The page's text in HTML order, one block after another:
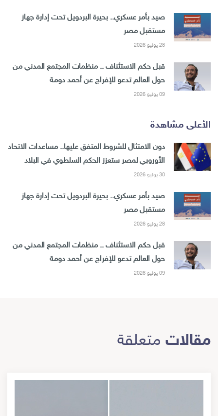
صيد بأمر عسكري.. بحيرة البردويل تحت إدارة جهاز
مستقبل مصر
28 يوليو 2026
قبل حكم الاستئناف .. منظمات المجتمع المدني من
حول العالم تدعو للإفراج عن أحمد دومة
09 يوليو 2026
الأعلى مشاهدة
دون الامتثال للشروط المتفق عليها.. مساعدات الاتحاد
الأوروبي لمصر ستعزز الحكم السلطوي في البلاد
30 يوليو 2026
صيد بأمر عسكري.. بحيرة البردويل تحت إدارة جهاز
مستقبل مصر
28 يوليو 2026
قبل حكم الاستئناف .. منظمات المجتمع المدني من
حول العالم تدعو للإفراج عن أحمد دومة
09 يوليو 2026
مقالات متعلقة